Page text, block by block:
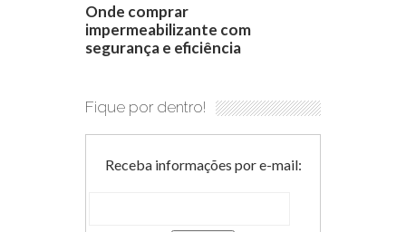
Onde comprar
impermeabilizante com
segurança e eficiência
Fique por dentro!
Receba informações por e-mail: